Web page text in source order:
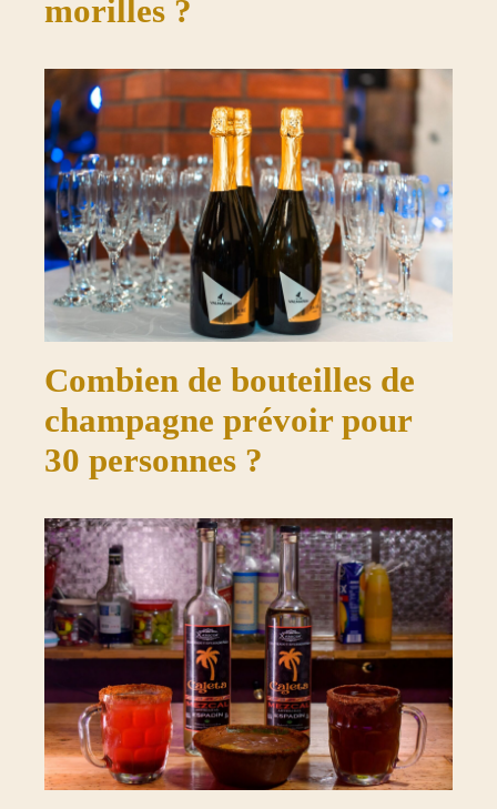
morilles ?
Combien de bouteilles de
champagne prévoir pour
30 personnes ?